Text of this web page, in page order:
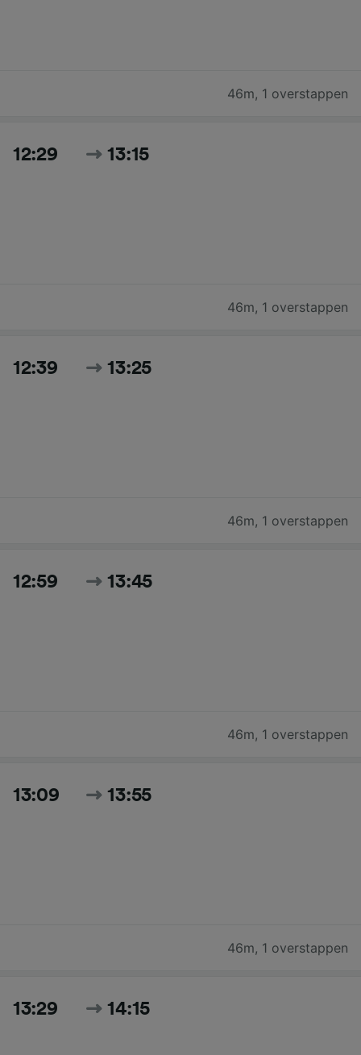
46m, 1 overstappen
12:29 13:15
46m, 1 overstappen
12:39 13:25
46m, 1 overstappen
12:59 13:45
46m, 1 overstappen
13:09 13:55
46m, 1 overstappen
13:29 14:15